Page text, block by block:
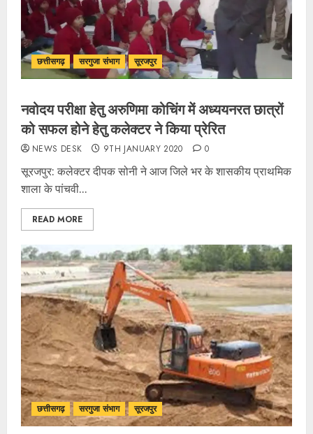
छत्तीसगढ़ सरगुजा संभाग सूरजपुर
नवोदय परीक्षा हेतु अरुणिमा कोचिंग में अध्ययनरत छात्रों
को सफल होने हेतु कलेक्टर ने किया प्रेरित
NEWS DESK 9TH JANUARY 2020 0
सूरजपुर: कलेक्टर दीपक सोनी ने आज जिले भर के शासकीय प्राथमिक
शाला के पांचवी...
READ MORE
छत्तीसगढ़ सरगुजा संभाग सूरजपुर